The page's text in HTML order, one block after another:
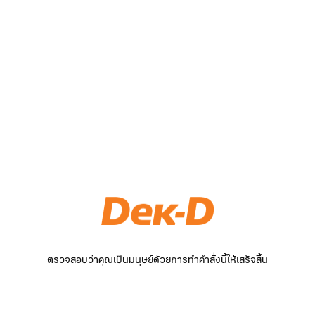
ตรวจสอบว่าคุณเป็นมนุษย์ด้วยการทำคำสั่งนี้ให้เสร็จสิ้น